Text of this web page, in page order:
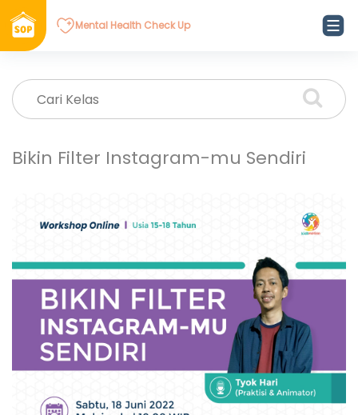
Mental Health Check Up
Bikin Filter Instagram-mu Sendiri